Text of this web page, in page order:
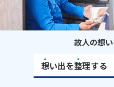
故人の想
想い出を整理する